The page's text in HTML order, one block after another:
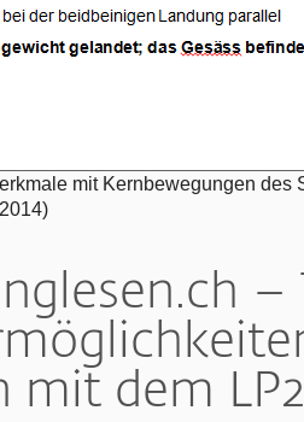
mit Kernbewegungen des
mit dem